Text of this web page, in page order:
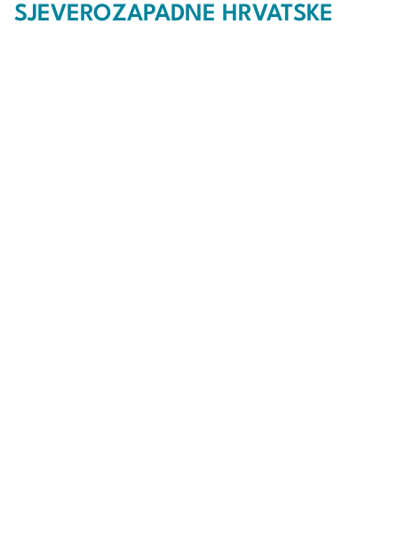
SJEVEROZAPADNE HRVATSKE